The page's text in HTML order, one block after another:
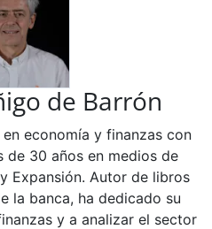
de Barrón
economía y finanzas con
de 30 años en medios de
Expansión. Autor de libros
la banca, ha dedicado su
y a analizar el sector